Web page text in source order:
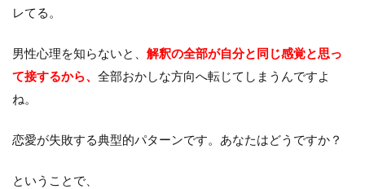
レてる。
男性心理を知らないと、 解釈の全部が自分と同じ感覚と思っ
て接するから、 全部おかしな方向へ転じてしまうんですよ
ね。
恋愛が失敗する典型的パターンです。あなたはどうですか？
ということで、